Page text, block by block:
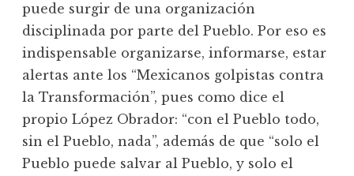
puede surgir de una organización
disciplinada por parte del Pueblo. Por eso es
indispensable organizarse, informarse, estar
alertas ante los “Mexicanos golpistas contra
la Transformación”, pues como dice el
propio López Obrador: “con el Pueblo todo,
sin el Pueblo, nada”, además de que “solo el
Pueblo puede salvar al Pueblo, y solo el